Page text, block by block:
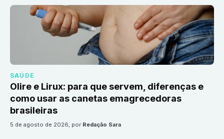
SAÚDE
Olire e Lirux: para que servem, diferenças e
como usar as canetas emagrecedoras
brasileiras
5 de agosto de 2026, por Redação Sara